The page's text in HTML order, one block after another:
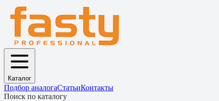
Каталог
Подбор аналогаСтатьиКонтакты
Поиск по каталогу